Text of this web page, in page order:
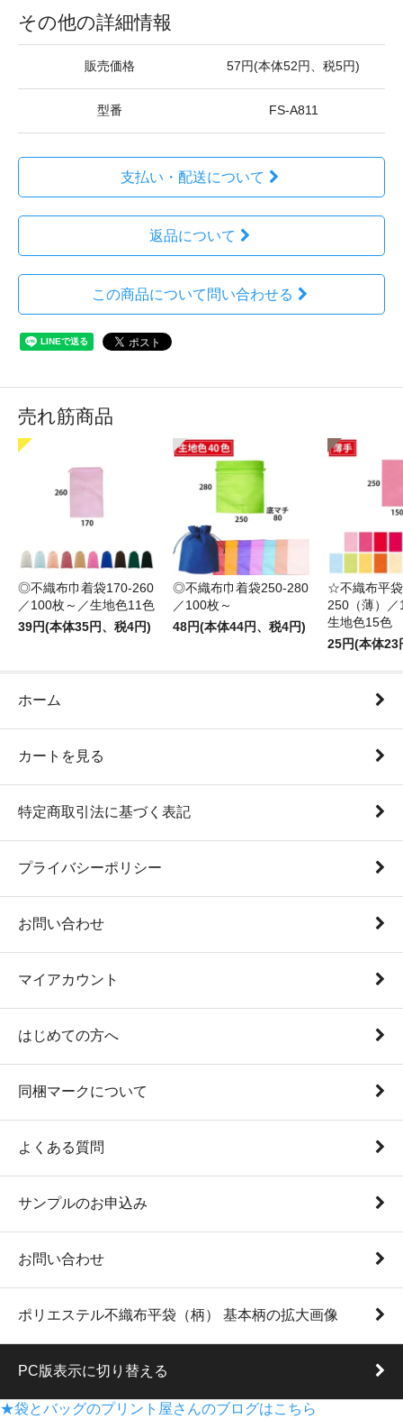
その他の詳細情報
販売価格 57円(本体52円、税5円)
型番 FS-A811
支払い・配送について
返品について
この商品について問い合わせる
売れ筋商品
◎不織布巾着袋170-260
／100枚～／生地色11色
39円(本体35円、税4円)
◎不織布巾着袋250-280
／100枚～
48円(本体44円、税4円)
☆不織布平
250（薄）
生地色15色
25円(本体23
ホーム
カートを見る
特定商取引法に基づく表記
プライバシーポリシー
お問い合わせ
マイアカウント
はじめての方へ
同梱マークについて
よくある質問
サンプルのお申込み
お問い合わせ
ポリエステル不織布平袋（柄） 基本柄の拡大画像
PC版表示に切り替える
★袋とバッグのプリント屋さんのブログはこちら